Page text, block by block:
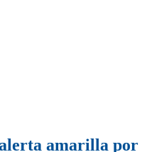
amarilla por